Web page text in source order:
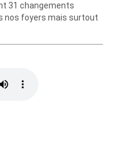
ici
31 changements
nos foyers mais surtout